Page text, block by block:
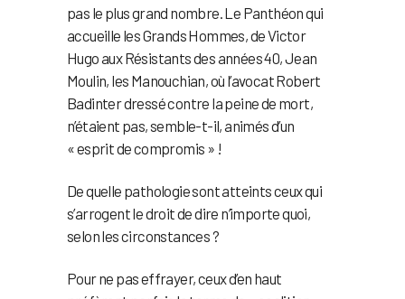
pas le plus grand nombre. Le Panthéon qui
accueille les Grands Hommes, de Victor
Hugo aux Résistants des années 40, Jean
Moulin, les Manouchian, où l’avocat Robert
Badinter dressé contre la peine de mort,
n’étaient pas, semble-t-il, animés d’un
« esprit de compromis » !
De quelle pathologie sont atteints ceux qui
s’arrogent le droit de dire n’importe quoi,
selon les circonstances ?
Pour ne pas effrayer, ceux d’en haut